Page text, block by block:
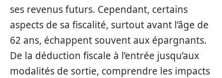
ses revenus futurs. Cependant, certains
aspects de sa fiscalité, surtout avant l’âge de
62 ans, échappent souvent aux épargnants.
De la déduction fiscale à l’entrée jusqu’aux
modalités de sortie, comprendre les impacts